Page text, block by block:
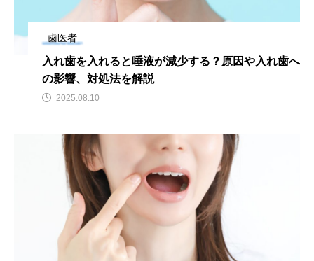
歯医者
入れ歯を入れると唾液が減少する？原因や入れ歯へ
の影響、対処法を解説
2025.08.10